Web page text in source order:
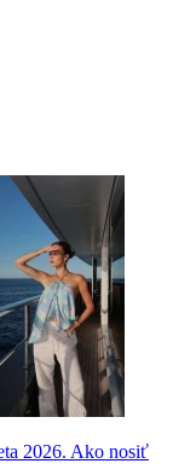
2026. Ako nosiť